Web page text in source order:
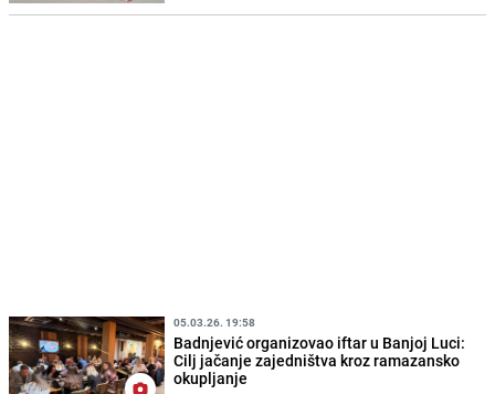
05.03.26. 19:58
Badnjević organizovao iftar u Banjoj Luci:
Cilj jačanje zajedništva kroz ramazansko
okupljanje